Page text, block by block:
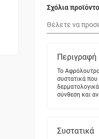
Σχόλια
Περιγραφή
Το
συστατικά που
σύνθεση και
Συστατικά